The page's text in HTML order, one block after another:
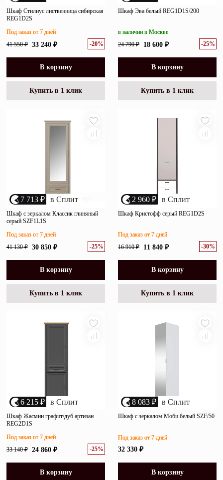
Шкаф Стилиус лиственница сибирская
REG1D2S
41 550 ₽ 33 240 ₽ -20%
Под заказ от 7 дней
В корзину
Купить в 1 клик
Шкаф Эва белый REG1D1S/200
24 790 ₽ 18 600 ₽ -25%
в наличии в Москве
В корзину
Купить в 1 клик
7 713 ₽ в Сплит
Шкаф с зеркалом Классик глиняный
серый SZF1L1S
41 130 ₽ 30 850 ₽ -25%
Под заказ от 7 дней
В корзину
Купить в 1 клик
2 960 ₽ в Сплит
Шкаф Кристофф серый REG1D2S
16 910 ₽ 11 840 ₽ -30%
Под заказ от 7 дней
В корзину
Купить в 1 клик
6 215 ₽ в Сплит
Шкаф Жасмин графит/дуб артизан
REG2D1S
33 140 ₽ 24 860 ₽ -25%
Под заказ от 7 дней
В корзину
8 083 ₽ в Сплит
Шкаф с зеркалом Моби белый SZF/50
32 330 ₽
Под заказ от 7 дней
В корзину